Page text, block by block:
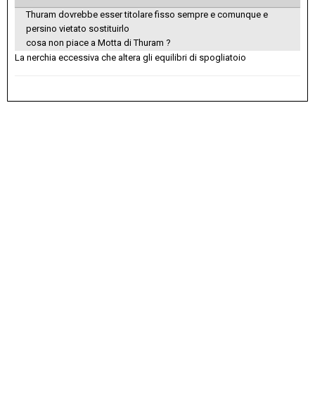
Thuram dovrebbe esser titolare fisso sempre e comunque e
persino vietato sostituirlo
cosa non piace a Motta di Thuram ?
La nerchia eccessiva che altera gli equilibri di spogliatoio